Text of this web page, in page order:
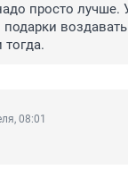
просто
подарки
тогда.
08:01